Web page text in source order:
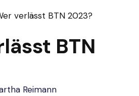
verlässt BTN 2023?
BTN
Reimann